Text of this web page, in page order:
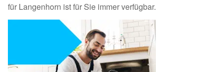
für Langenhorn ist für Sie immer verfügbar.